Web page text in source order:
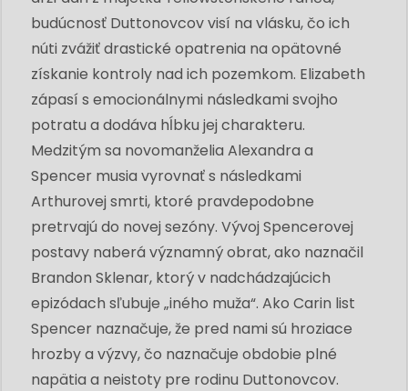
budúcnosť Duttonovcov visí na vlásku, čo ich
núti zvážiť drastické opatrenia na opätovné
získanie kontroly nad ich pozemkom. Elizabeth
zápasí s emocionálnymi následkami svojho
potratu a dodáva hĺbku jej charakteru.
Medzitým sa novomanželia Alexandra a
Spencer musia vyrovnať s následkami
Arthurovej smrti, ktoré pravdepodobne
pretrvajú do novej sezóny. Vývoj Spencerovej
postavy naberá významný obrat, ako naznačil
Brandon Sklenar, ktorý v nadchádzajúcich
epizódach sľubuje „iného muža“. Ako Carin list
Spencer naznačuje, že pred nami sú hroziace
hrozby a výzvy, čo naznačuje obdobie plné
napätia a neistoty pre rodinu Duttonovcov.